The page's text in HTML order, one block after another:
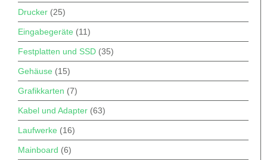
Drucker (25)
Eingabegeräte (11)
Festplatten und SSD (35)
Gehäuse (15)
Grafikkarten (7)
Kabel und Adapter (63)
Laufwerke (16)
Mainboard (6)